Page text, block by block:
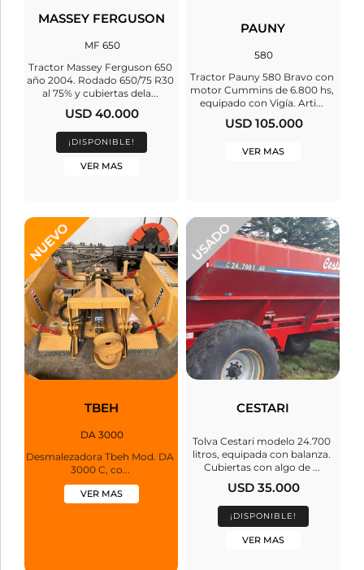
MASSEY FERGUSON
MF 650
Tractor Massey Ferguson 650
año 2004. Rodado 650/75 R30
al 75% y cubiertas dela...
USD 40.000
¡DISPONIBLE!
VER MAS
PAUNY
580
Tractor Pauny 580 Bravo con
motor Cummins de 6.800 hs,
equipado con Vigía. Arti...
USD 105.000
VER MAS
TBEH
DA 3000
Desmalezadora Tbeh Mod. DA
3000 C, co...
VER MAS
CESTARI
Tolva Cestari modelo 24.700
litros, equipada con balanza.
Cubiertas con algo de ...
USD 35.000
¡DISPONIBLE!
VER MAS